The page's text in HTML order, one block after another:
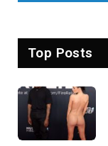
Top Posts